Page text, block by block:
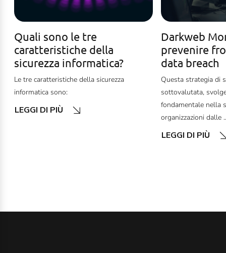
Quali sono le tre
caratteristiche della
sicurezza informatica?
Le tre caratteristiche della sicurezza
informatica sono:
LEGGI DI PIÙ
Darkweb
prevenire
data breach
Questa strategia di
sottovalutata,
fondamentale nella
organizzazioni dalle
LEGGI DI PIÙ